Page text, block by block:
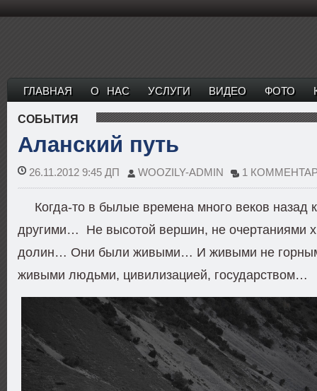
ГЛАВНАЯ О НАС УСЛУГИ ВИДЕО ФОТО
СОБЫТИЯ
Аланский путь
26.11.2012 9:45 ДП WOOZILY-ADMIN 1
Когда-то в былые времена много веков назад
другими… Не высотой вершин, не очертаниями
долин… Они были живыми… И живыми не
живыми людьми, цивилизацией, государством…